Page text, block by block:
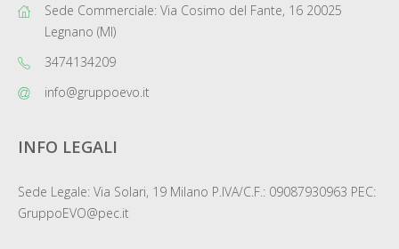
Sede Commerciale: Via Cosimo del Fante, 16 20025
Legnano (MI)
3474134209
info@gruppoevo.it
INFO LEGALI
Sede Legale: Via Solari, 19 Milano P.IVA/C.F.: 09087930963 PEC:
GruppoEVO@pec.it